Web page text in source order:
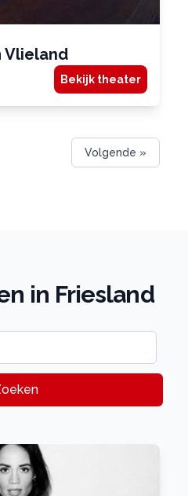
Vlieland
Bekijk theater
Volgende »
in Friesland